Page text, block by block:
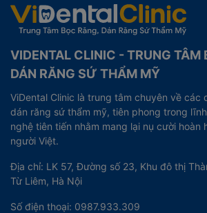
VIDENTAL CLINIC - TRUNG TÂM
DÁN RĂNG SỨ THẨM MỸ
ViDental Clinic là trung tâm chuyên về các
dán răng sứ thẩm mỹ, tiên phong trong
nghệ tiên tiến nhằm mang lại nụ cười hoàn
người Việt.
Địa chỉ: LK 57, Đường số 23, Khu đô thị
Từ Liêm, Hà Nội
Số điện thoại: 0987.933.309